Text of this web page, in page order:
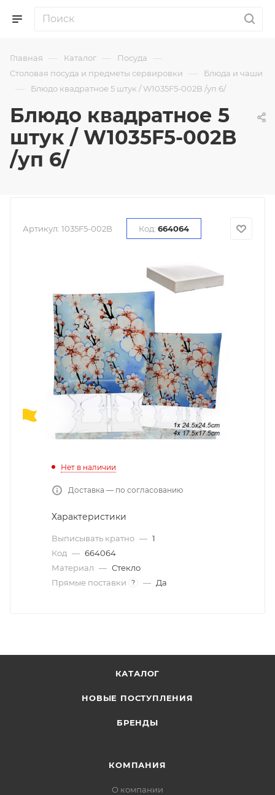
Главная — Каталог — Посуда —
Столовая посуда и предметы сервировки — Блюда и чаши
— Блюдо квадратное 5 штук / W1035F5-002B /уп 6/
Блюдо квадратное 5
штук / W1035F5-002B
/уп 6/
Артикул: 1035F5-002B Код: 664064
Нет в наличии
Доставка — по согласованию
Характеристики
Выписывать кратно — 1
Код — 664064
Материал — Стекло
Прямые поставки
? — Да
КАТАЛОГ
НОВЫЕ ПОСТУПЛЕНИЯ
БРЕНДЫ
КОМПАНИЯ
О компании